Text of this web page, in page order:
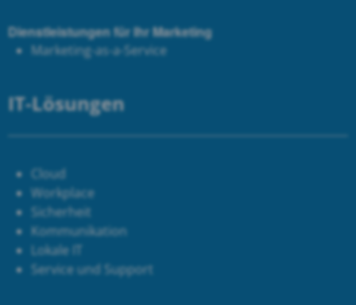
Dienstleistungen für Ihr Marketing
Marketing-as-a-Service
IT-Lösungen
Cloud
Workplace
Sicherheit
Kommunikation
Lokale IT
Service und Support